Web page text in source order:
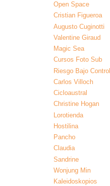
Open Space
Cristian Figueroa
Augusto Cuginotti
Valentine Giraud
Magic Sea
Cursos Foto Sub
Riesgo Bajo Control
Carlos Villoch
Cicloaustral
Christine Hogan
Lorotienda
Hostilina
Pancho
Claudia
Sandrine
Wonjung Min
Kaleidoskopios